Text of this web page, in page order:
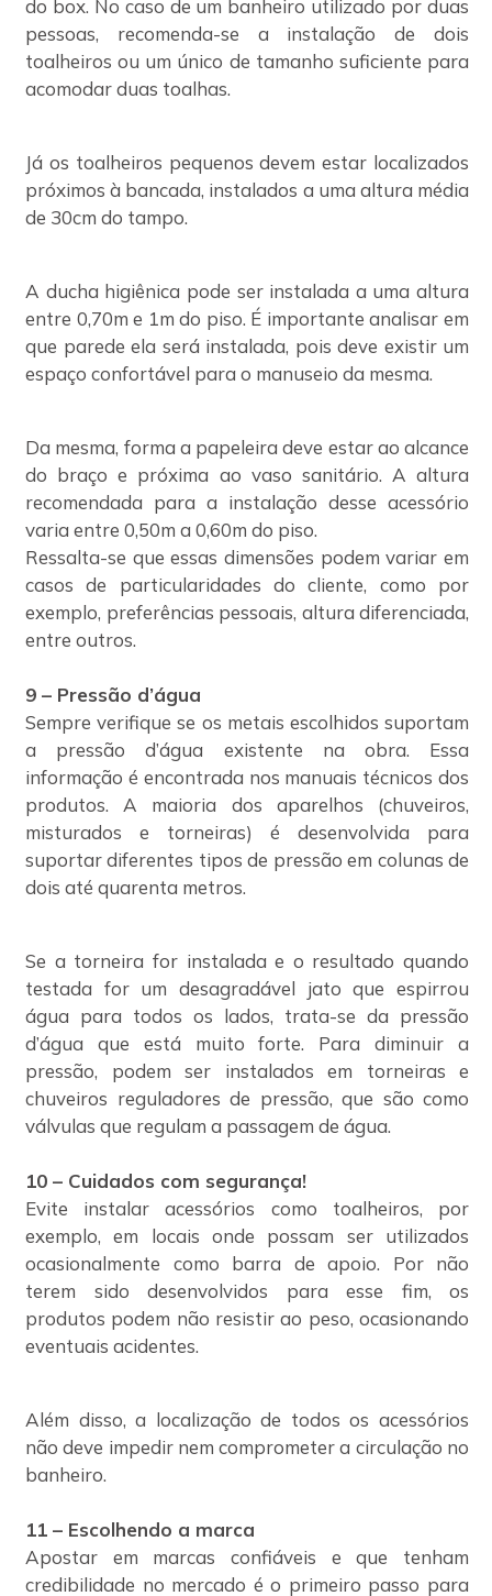
do box. No caso de um banheiro utilizado por duas
pessoas, recomenda-se a instalação de dois
toalheiros ou um único de tamanho suficiente para
acomodar duas toalhas.
Já os toalheiros pequenos devem estar localizados
próximos à bancada, instalados a uma altura média
de 30cm do tampo.
A ducha higiênica pode ser instalada a uma altura
entre 0,70m e 1m do piso. É importante analisar em
que parede ela será instalada, pois deve existir um
espaço confortável para o manuseio da mesma.
Da mesma, forma a papeleira deve estar ao alcance
do braço e próxima ao vaso sanitário. A altura
recomendada para a instalação desse acessório
varia entre 0,50m a 0,60m do piso.
Ressalta-se que essas dimensões podem variar em
casos de particularidades do cliente, como por
exemplo, preferências pessoais, altura diferenciada,
entre outros.
9 – Pressão d’água
Sempre verifique se os metais escolhidos suportam
a pressão d’água existente na obra. Essa
informação é encontrada nos manuais técnicos dos
produtos. A maioria dos aparelhos (chuveiros,
misturados e torneiras) é desenvolvida para
suportar diferentes tipos de pressão em colunas de
dois até quarenta metros.
Se a torneira for instalada e o resultado quando
testada for um desagradável jato que espirrou
água para todos os lados, trata-se da pressão
d’água que está muito forte. Para diminuir a
pressão, podem ser instalados em torneiras e
chuveiros reguladores de pressão, que são como
válvulas que regulam a passagem de água.
10 – Cuidados com segurança!
Evite instalar acessórios como toalheiros, por
exemplo, em locais onde possam ser utilizados
ocasionalmente como barra de apoio. Por não
terem sido desenvolvidos para esse fim, os
produtos podem não resistir ao peso, ocasionando
eventuais acidentes.
Além disso, a localização de todos os acessórios
não deve impedir nem comprometer a circulação no
banheiro.
11 – Escolhendo a marca
Apostar em marcas confiáveis e que tenham
credibilidade no mercado é o primeiro passo para